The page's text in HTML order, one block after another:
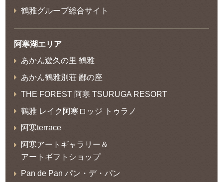
鶴雅グループ総合サイト
阿寒湖エリア
あかん遊久の里 鶴雅
あかん鶴雅別荘 鄙の座
THE FOREST 阿寒 TSURUGA RESORT
鶴雅 レイク阿寒ロッジ トゥラノ
阿寒terrace
阿寒アートギャラリー＆
アートギフトショップ
Pan de Pan パン・デ・パン